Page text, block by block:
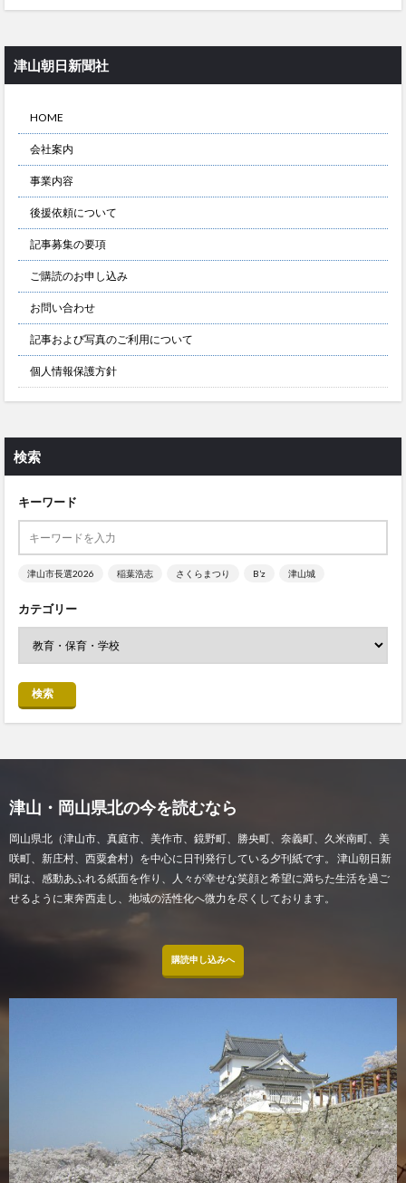
津山朝日新聞社
HOME
会社案内
事業内容
後援依頼について
記事募集の要項
ご購読のお申し込み
お問い合わせ
記事および写真のご利用について
個人情報保護方針
検索
キーワード
津山市長選2026 稲葉浩志 さくらまつり B’z 津山城
カテゴリー
検索
津山・岡山県北の今を読むなら
岡山県北（津山市、真庭市、美作市、鏡野町、勝央町、奈義町、久米南町、美
咲町、新庄村、西粟倉村）を中心に日刊発行している夕刊紙です。 津山朝日新
聞は、感動あふれる紙面を作り、人々が幸せな笑顔と希望に満ちた生活を過ご
せるように東奔西走し、地域の活性化へ微力を尽くしております。
購読申し込みへ